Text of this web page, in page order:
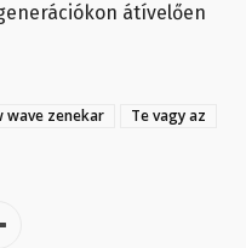
átívelően
wave zenekar
Te vagy az